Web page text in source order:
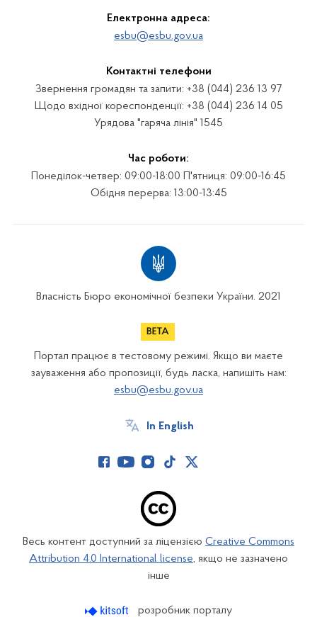
Електронна адреса:
esbu@esbu.gov.ua
Контактні телефони
Звернення громадян та запити: +38 (044) 236 13 97
Щодо вхідної кореспонденції: +38 (044) 236 14 05
Урядова "гаряча лінія" 1545
Час роботи:
Понеділок-четвер: 09:00-18:00 П'ятниця: 09:00-16:45
Обідня перерва: 13:00-13:45
Власність Бюро економічної безпеки України. 2021
Портал працює в тестовому режимі. Якщо ви маєте
зауваження або пропозиції, будь ласка, напишіть нам:
esbu@esbu.gov.ua
In English
Весь контент доступний за ліцензією Creative Commons
Attribution 4.0 International license, якщо не зазначено
інше
розробник порталу